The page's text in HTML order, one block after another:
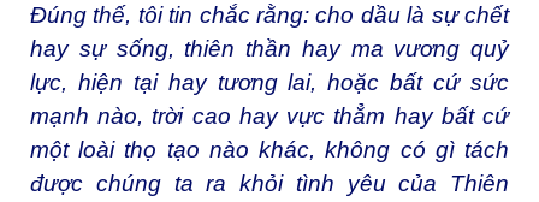
Đúng thế, tôi tin chắc rằng: cho dầu là sự chết
hay sự sống, thiên thần hay ma vương quỷ
lực, hiện tại hay tương lai, hoặc bất cứ sức
mạnh nào, trời cao hay vực thẳm hay bất cứ
một loài thọ tạo nào khác, không có gì tách
được chúng ta ra khỏi tình yêu của Thiên